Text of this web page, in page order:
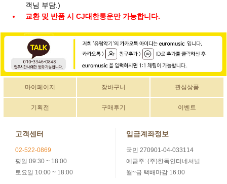
객님 부담.)
교환 및 반품 시 CJ대한통운만 가능합니다.
마이페이지 장바구니 관심상품
기획전 구매후기 이벤트
고객센터
02-522-0869
평일 09:30 ~ 18:00
토요일 10:00 ~ 18:00
입금계좌정보
국민 270901-04-033114
예금주: (주)한독인터네셔널
월~금 택배마감 16:00